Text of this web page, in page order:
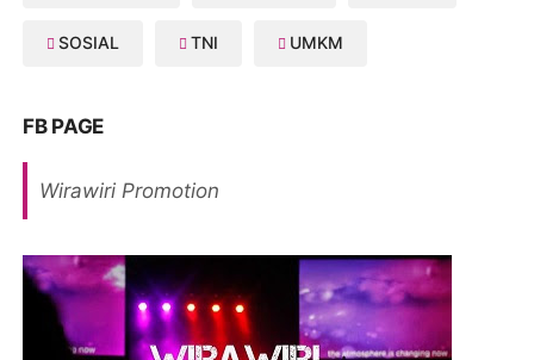
SOSIAL TNI UMKM
FB PAGE
Wirawiri Promotion